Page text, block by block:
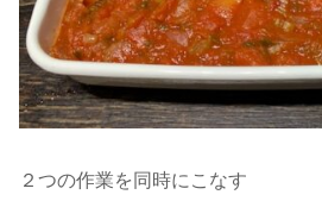
２つの作業を同時にこなす